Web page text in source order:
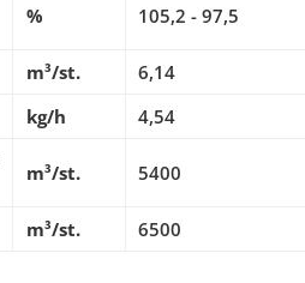
% 105,2 - 97,5
m³/st.
6,14
kg/h
4,54
m³/st. 5400
m³/st. 6500